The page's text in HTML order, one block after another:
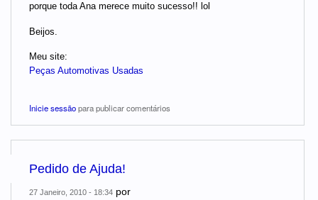
porque toda Ana merece muito sucesso!! lol
Beijos.
Meu site:
Peças Automotivas Usadas
Inicie sessãopara publicar comentários
Pedido de Ajuda!
27 Janeiro, 2010 - 18:34 por